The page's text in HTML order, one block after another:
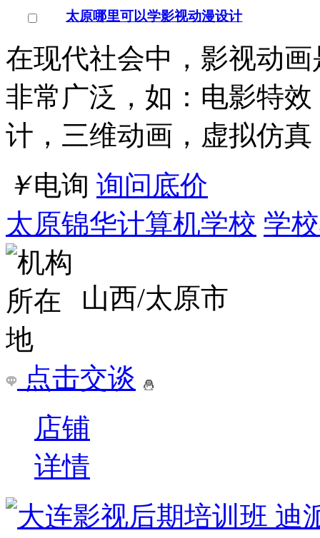
详情
南昌影视后期培训
南昌影视后期培训江西
计培训南昌平面设计培
视后期培训--南昌影视后
￥电询 询问底价
南昌电脑培训学校（教育
江西/南昌市